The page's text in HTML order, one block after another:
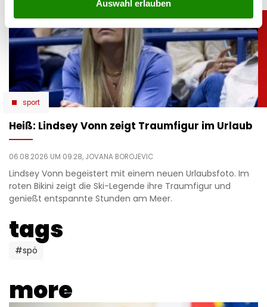
Auswahl erlauben
sport
Heiß: Lindsey Vonn zeigt Traumfigur im Urlaub
06.08.2026 UM 09:28, JOVANA BOROJEVIC
Lindsey Vonn begeistert mit einem neuen Urlaubsfoto. Im
roten Bikini zeigt die Ski-Legende ihre Traumfigur und
genießt entspannte Stunden am Meer.
tags
#spö
more